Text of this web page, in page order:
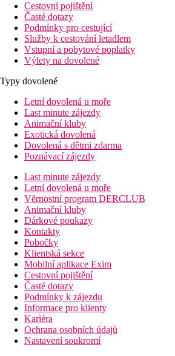
Cestovní pojištění
Časté dotazy
Podmínky pro cestující
Služby k cestování letadlem
Vstupní a pobytové poplatky
Výlety na dovolené
Typy dovolené
Letní dovolená u moře
Last minute zájezdy
Animační kluby
Exotická dovolená
Dovolená s dětmi zdarma
Poznávací zájezdy
Last minute zájezdy
Letní dovolená u moře
Věrnostní program DERCLUB
Animační kluby
Dárkové poukazy
Kontakty
Pobočky
Klientská sekce
Mobilní aplikace Exim
Cestovní pojištění
Časté dotazy
Podmínky k zájezdu
Informace pro klienty
Kariéra
Ochrana osobních údajů
Nastavení soukromí